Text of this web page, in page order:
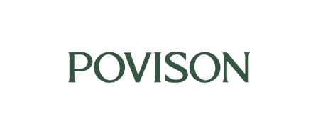
UNSERE MARKEN